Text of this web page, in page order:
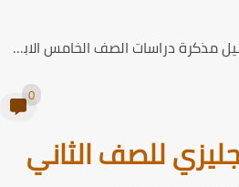
تحميل مذكرة دراسات الصف الخامس الابتدائي الترم الاول 2026
للصف الثاني